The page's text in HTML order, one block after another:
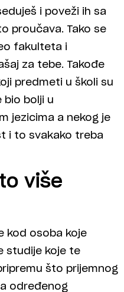
i poveži ih sa
proučava. Tako se
fakulteta i
za tebe. Takođe
predmeti u školi su
bio bolji u
jezicima a nekog je
i to svakako treba
više
kod osoba koje
studije koje te
što prijemnog
određenog